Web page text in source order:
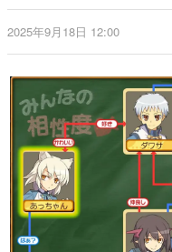
これからのデ
の姿を追い
ゲームに多大
日本のコンテ
画です。
日本モバ
日本のモバ
ルを網羅す
解説を掲載
若ゲのい
『うつヌケ
一先生によ
2025年9月18日 12:00